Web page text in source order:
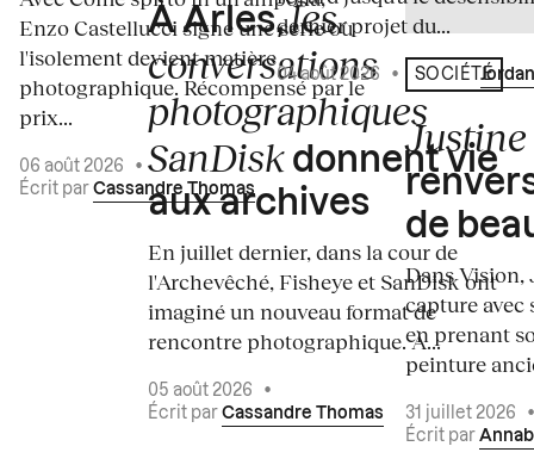
Enzo Castellucci signe une série où
l'isolement devient matière
photographique. Récompensé par le
prix...
06 août 2026
•
Écrit par Cassandre Thomas
À Arles,les
conversations
photographiques
SanDisk donnent vie
aux archives
En juillet dernier, dans la cour de
l'Archevêché, Fisheye et SanDisk ont
imaginé un nouveau format de
rencontre photographique. À...
05 août 2026
•
Écrit par Cassandre Thomas
dernier projet du...
04 août 2026 • Écrit par
SOCIÉTÉ
de
Dans
capture avec
en prenant
peinture
31 juillet 2026
Écrit par